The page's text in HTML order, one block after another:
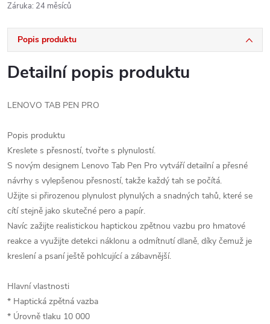
Záruka: 24 měsíců
Popis produktu
Detailní popis produktu
LENOVO TAB PEN PRO
Popis produktu
Kreslete s přesností, tvořte s plynulostí.
S novým designem Lenovo Tab Pen Pro vytváří detailní a přesné
návrhy s vylepšenou přesností, takže každý tah se počítá.
Užijte si přirozenou plynulost plynulých a snadných tahů, které se
cítí stejně jako skutečné pero a papír.
Navíc zažijte realistickou haptickou zpětnou vazbu pro hmatové
reakce a využijte detekci náklonu a odmítnutí dlaně, díky čemuž je
kreslení a psaní ještě pohlcující a zábavnější.
Hlavní vlastnosti
* Haptická zpětná vazba
* Úrovně tlaku 10 000